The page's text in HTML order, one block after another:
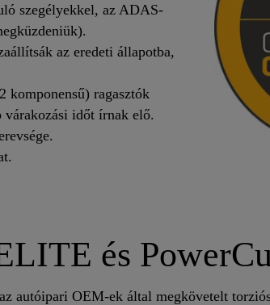
szegélyekkel, az ADAS-
az eredeti állapotba,
komponensű) ragasztók
várakozási időt írnak elő.
és
autóipari OEM-ek által megkövetelt